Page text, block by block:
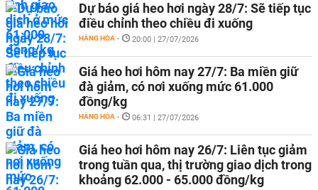
Dự báo giá heo hơi ngày 28/7: Sẽ tiếp tục
điều chỉnh theo chiều đi xuống
HÀNG HÓA - 20:00 | 27/07/2026
Giá heo hơi hôm nay 27/7: Ba miền giữ
đà giảm, có nơi xuống mức 61.000
đồng/kg
HÀNG HÓA - 06:31 | 27/07/2026
Giá heo hơi hôm nay 26/7: Liên tục giảm
trong tuần qua, thị trường giao dịch trong
khoảng 62.000 - 65.000 đồng/kg